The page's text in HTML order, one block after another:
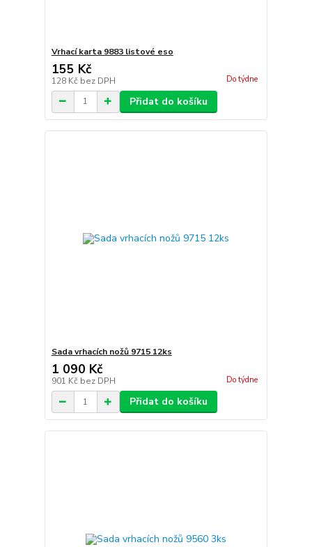
Vrhací karta 9883 listové eso
155 Kč
128 Kč bez DPH Do týdne
Přidat do košíku
Sada vrhacích nožů 9715 12ks
1 090 Kč
901 Kč bez DPH Do týdne
Přidat do košíku